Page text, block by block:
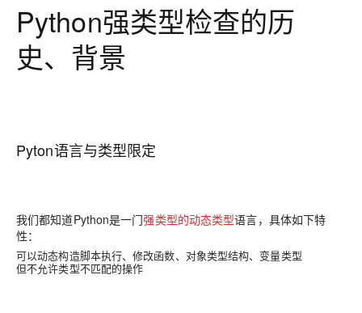
Python强类型检查的历
史、背景
Pyton语言与类型限定
我们都知道Python是一门强类型的动态类型语言，具体如下特
性：
可以动态构造脚本执行、修改函数、对象类型结构、变量类型
但不允许类型不匹配的操作